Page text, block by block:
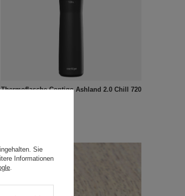
Thermoflasche Contigo Ashland 2.0 Chill 720
Sie
Informationen